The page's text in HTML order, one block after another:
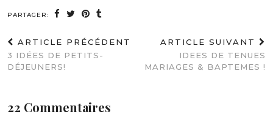
PARTAGER:
ARTICLE PRÉCÉDENT
3 IDÉES DE PETITS-
DÉJEUNERS!
ARTICLE SUIVANT
IDEES DE TENUES
MARIAGES & BAPTEMES !
22 Commentaires